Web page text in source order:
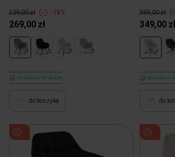
329,00 zł -18%
269,00 zł
Wysyłka w 48 godzin
do koszyka
399,00 zł
349,00 zł
Wysyłka w
do